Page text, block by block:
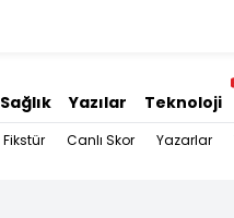
Sağlık Yazılar Teknoloji
Fikstür Canlı Skor Yazarlar